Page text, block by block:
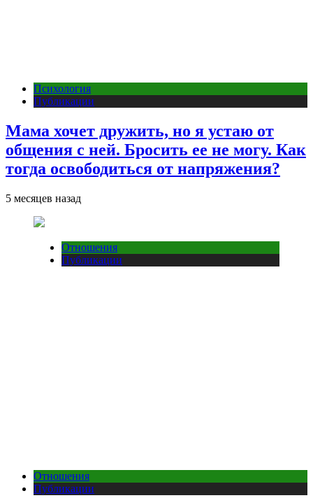
Психология
Публикации
Мама хочет дружить, но я устаю от
общения с ней. Бросить ее не могу. Как
тогда освободиться от напряжения?
5 месяцев назад
Отношения
Публикации
Отношения
Публикации